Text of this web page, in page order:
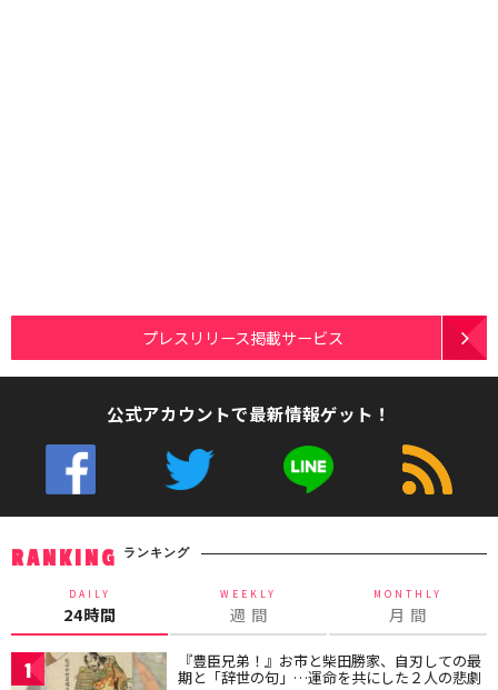
プレスリリース掲載サービス
公式アカウントで最新情報ゲット！
RANKING ランキング
DAILY
24時間
WEEKLY
週 間
MONTHLY
月 間
1 『豊臣兄弟！』お市と柴田勝家、自刃しての最
期と「辞世の句」…運命を共にした２人の悲劇